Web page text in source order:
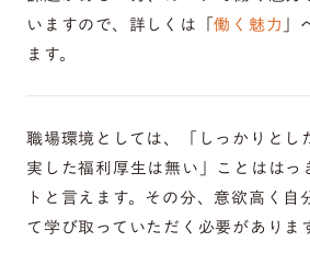
いますので、詳しくは「働く魅力」
ます。
職場環境としては、「しっかりと
実した福利厚生は無い」ことははっ
トと言えます。その分、意欲高く自
て学び取っていただく必要がありま